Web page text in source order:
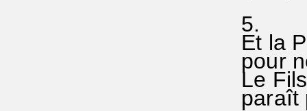
5.
Et la
pour
Le
paraît